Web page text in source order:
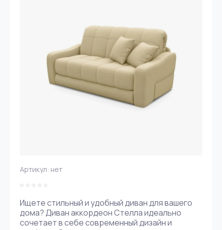
Артикул: нет
Ищете стильный и удобный диван для вашего
дома? Диван аккордеон Стелла идеально
сочетает в себе современный дизайн и